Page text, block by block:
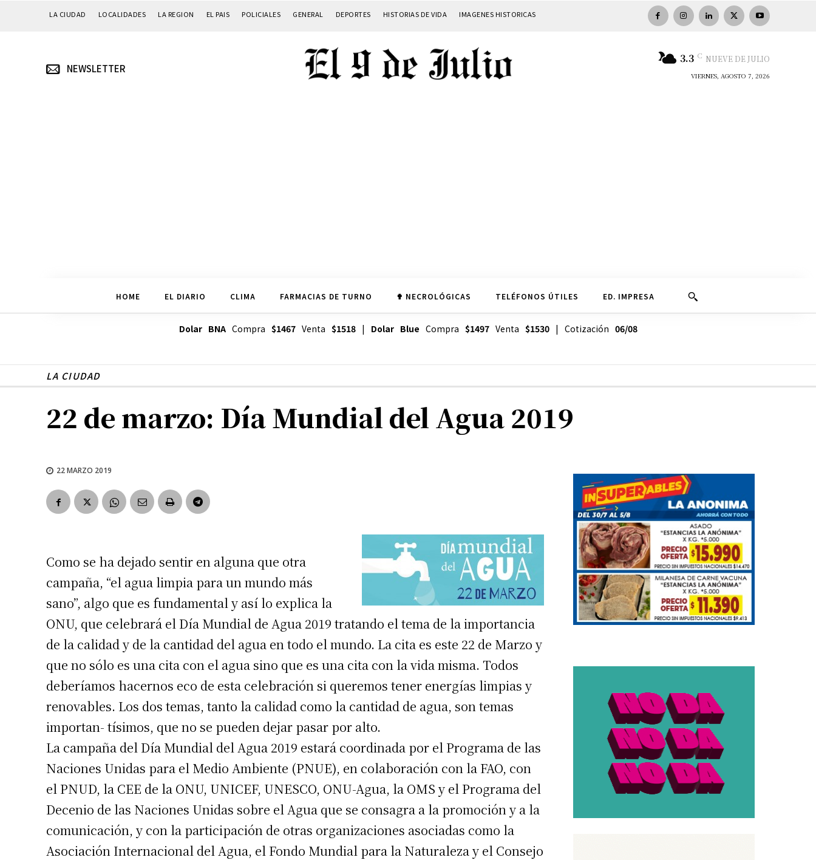
LA CIUDAD LOCALIDADES LA REGION EL PAIS POLICIALES GENERAL DEPORTES HISTORIAS DE VIDA IMAGENES HISTORICAS
NEWSLETTER
3.3 C NUEVE DE JULIO
VIERNES, AGOSTO 7, 2026
HOME EL DIARIO CLIMA FARMACIAS DE TURNO ✟ NECROLÓGICAS TELÉFONOS ÚTILES ED. IMPRESA
Dolar BNACompra $1467Venta $1518| Dolar Blue Compra $1497Venta $1530| Cotización 06/08
LA CIUDAD
22 de marzo: Día Mundial del Agua 2019
22 MARZO 2019
Como se ha dejado sentir en alguna que otra
campaña, “el agua limpia para un mundo más
sano”, algo que es fundamental y así lo explica la
ONU, que celebrará el Día Mundial de Agua 2019 tratando el tema de la importancia
de la calidad y de la cantidad del agua en todo el mundo. La cita es este 22 de Marzo y
que no sólo es una cita con el agua sino que es una cita con la vida misma. Todos
deberíamos hacernos eco de esta celebración si queremos tener energías limpias y
renovables. Los dos temas, tanto la calidad como la cantidad de agua, son temas
importan- tísimos, que no se pueden dejar pasar por alto.
La campaña del Día Mundial del Agua 2019 estará coordinada por el Programa de las
Naciones Unidas para el Medio Ambiente (PNUE), en colaboración con la FAO, con
el PNUD, la CEE de la ONU, UNICEF, UNESCO, ONU-Agua, la OMS y el Programa del
Decenio de las Naciones Unidas sobre el Agua que se consagra a la promoción y a la
comunicación, y con la participación de otras organizaciones asociadas como la
Asociación Internacional del Agua, el Fondo Mundial para la Naturaleza y el Consejo